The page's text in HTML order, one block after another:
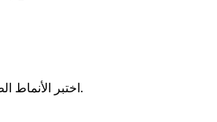
اختبر الأنماط الطبيعية أو الساحرة أو القديمة أو الخاصة بالحفلات قبل التصوير أو الشراء. يقلل استخدام مولد المكياج بالذكاء الاصطناعي من التجربة والخطأ ويفتح قرارات تجميل أفضل.